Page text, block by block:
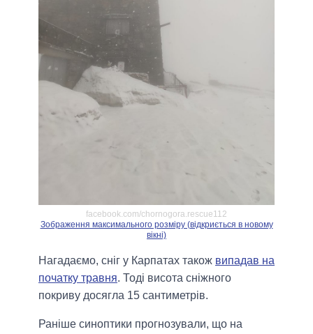
facebook.com/chornogora.rescue112
Зображення максимального розміру (відкриється в новому
вікні)
Нагадаємо, сніг у Карпатах також випадав на
початку травня. Тоді висота сніжного
покриву досягла 15 сантиметрів.
Раніше синоптики прогнозували, що на